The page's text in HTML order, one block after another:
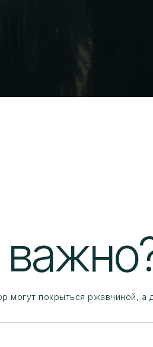
могут покрыться ржавчиной, а